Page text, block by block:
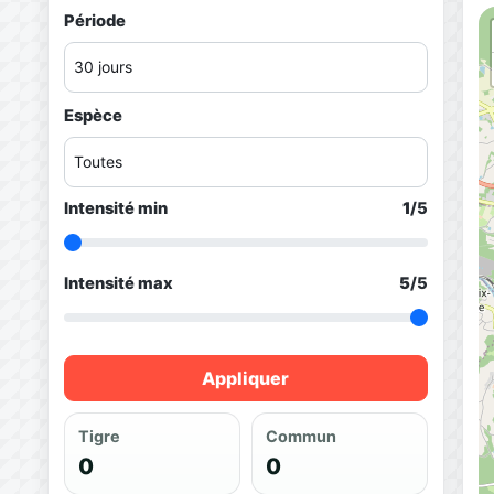
Période
Espèce
Intensité min 1/5
Intensité max 5/5
Appliquer
Tigre
0
Commun
0